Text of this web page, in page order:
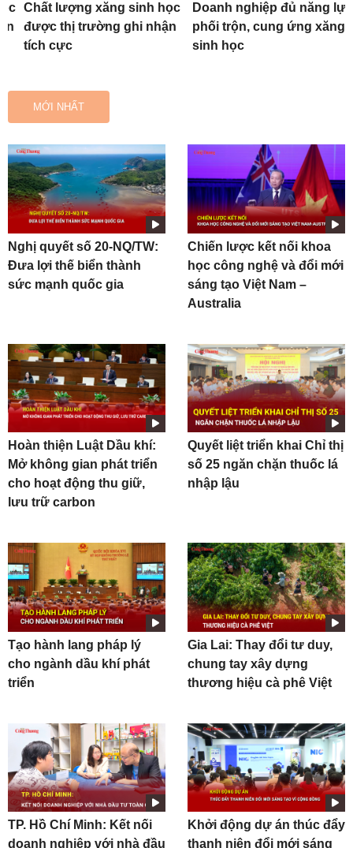
Chất lượng xăng sinh học
được thị trường ghi nhận
tích cực
Doanh nghiệp đủ năng lực
phối trộn, cung ứng xăng
sinh học
MỚI NHẤT
Nghị quyết số 20-NQ/TW:
Đưa lợi thế biển thành
sức mạnh quốc gia
Chiến lược kết nối khoa
học công nghệ và đổi mới
sáng tạo Việt Nam –
Australia
Hoàn thiện Luật Dầu khí:
Mở không gian phát triển
cho hoạt động thu giữ,
lưu trữ carbon
Quyết liệt triển khai Chỉ thị
số 25 ngăn chặn thuốc lá
nhập lậu
Tạo hành lang pháp lý
cho ngành dầu khí phát
triển
Gia Lai: Thay đổi tư duy,
chung tay xây dựng
thương hiệu cà phê Việt
TP. Hồ Chí Minh: Kết nối
doanh nghiệp với nhà đầu
Khởi động dự án thúc đẩy
thanh niên đổi mới sáng